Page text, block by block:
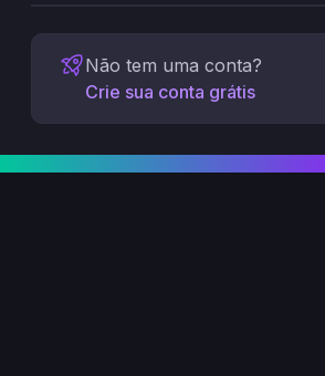
Não tem uma conta?
Crie sua conta grátis